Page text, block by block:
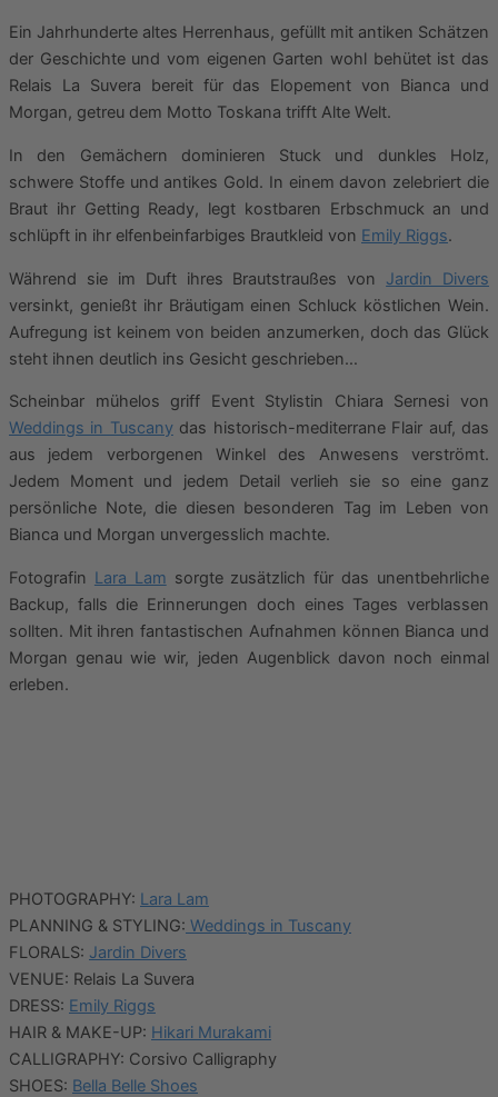
Ein Jahrhunderte altes Herrenhaus, gefüllt mit antiken Schätzen
der Geschichte und vom eigenen Garten wohl behütet ist das
Relais La Suvera bereit für das Elopement von Bianca und
Morgan, getreu dem Motto Toskana trifft Alte Welt.
In den Gemächern dominieren Stuck und dunkles Holz,
schwere Stoffe und antikes Gold. In einem davon zelebriert die
Braut ihr Getting Ready, legt kostbaren Erbschmuck an und
schlüpft in ihr elfenbeinfarbiges Brautkleid von Emily Riggs.
Während sie im Duft ihres Brautstraußes von Jardin Divers
versinkt, genießt ihr Bräutigam einen Schluck köstlichen Wein.
Aufregung ist keinem von beiden anzumerken, doch das Glück
steht ihnen deutlich ins Gesicht geschrieben…
Scheinbar mühelos griff Event Stylistin Chiara Sernesi von
Weddings in Tuscanydas historisch-mediterrane Flair auf, das
aus jedem verborgenen Winkel des Anwesens verströmt.
Jedem Moment und jedem Detail verlieh sie so eine ganz
persönliche Note, die diesen besonderen Tag im Leben von
Bianca und Morgan unvergesslich machte.
Fotografin Lara Lam sorgte zusätzlich für das unentbehrliche
Backup, falls die Erinnerungen doch eines Tages verblassen
sollten. Mit ihren fantastischen Aufnahmen können Bianca und
Morgan genau wie wir, jeden Augenblick davon noch einmal
erleben.
PHOTOGRAPHY: Lara Lam
PLANNING & STYLING: Weddings in Tuscany
FLORALS: Jardin Divers
VENUE: Relais La Suvera
DRESS: Emily Riggs
HAIR & MAKE-UP: Hikari Murakami
CALLIGRAPHY: Corsivo Calligraphy
SHOES: Bella Belle Shoes